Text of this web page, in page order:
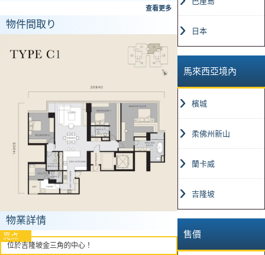
日本
馬來西亞境內
檳城
柔佛州新山
蘭卡威
吉隆坡
售價
查看更多
物件間取り
物業詳情
亮点
位於吉隆坡金三角的中心！